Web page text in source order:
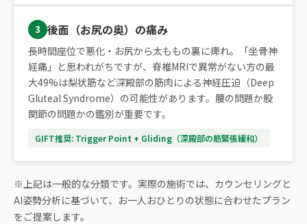
3 後面（お尻の奥）の痛み
長時間座位で悪化・お尻から太ももの裏に痺れ。「坐骨神
経痛」と思われがちですが、脊椎MRIで異常がない方の最
大49%は梨状筋など深殿部の筋肉による神経圧迫（Deep
Gluteal Syndrome）の可能性があります。腰の問題か股
関節の問題かの鑑別が重要です。
GIFT推奨: Trigger Point + Gliding（深殿部の筋緊張緩和）
※上記は一般的な分類です。実際の施術では、カウンセリングと
AI姿勢分析に基づいて、お一人おひとりの状態に合わせたプラン
をご提案します。